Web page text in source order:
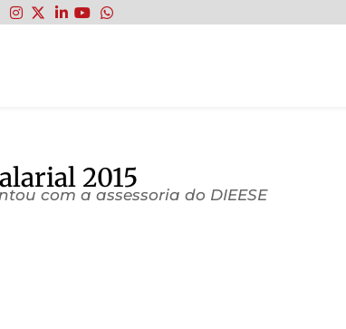
2015
com a assessoria do DIEESE